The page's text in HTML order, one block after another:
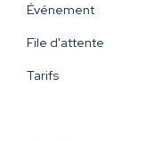
Événement
File d'attente
Tarifs